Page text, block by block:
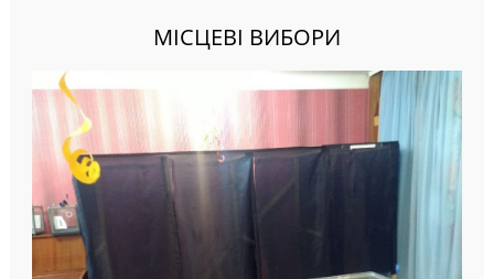
МІСЦЕВІ ВИБОРИ